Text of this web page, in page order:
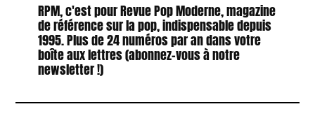
RPM, c'est pour Revue Pop Moderne, magazine
de référence sur la pop, indispensable depuis
1995. Plus de 24 numéros par an dans votre
boîte aux lettres (abonnez-vous à notre
newsletter !)